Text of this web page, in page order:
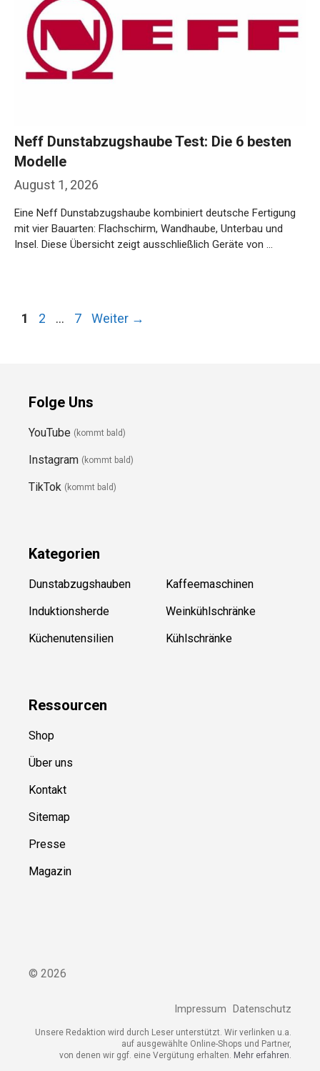
August 1, 2026
Neff Dunstabzugshaube Test: Die 6 besten
Modelle
Eine Neff Dunstabzugshaube kombiniert deutsche Fertigung
mit vier Bauarten: Flachschirm, Wandhaube, Unterbau und
Insel. Diese Übersicht zeigt ausschließlich Geräte von …
Seite
1 Seite
2 … Seite
7 Weiter →
Folge Uns
YouTube (kommt bald)
Instagram (kommt bald)
TikTok (kommt bald)
Kategorien
Dunstabzugshauben
Induktionsherde
Küchenutensilien
Kaffeemaschinen
Weinkühlschränke
Kühlschränke
Ressourcen
Shop
Über uns
Kontakt
Sitemap
Presse
Magazin
© 2026
Impressum Datenschutz
Unsere Redaktion wird durch Leser unterstützt. Wir verlinken u.a.
auf ausgewählte Online-Shops und Partner,
von denen wir ggf. eine Vergütung erhalten. Mehr erfahren.